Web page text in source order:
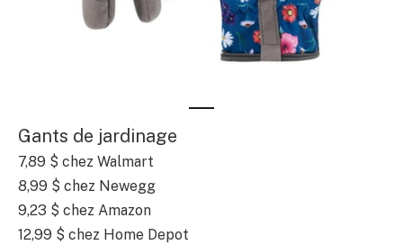
Gants de jardinage
7,89 $ chez Walmart
8,99 $ chez Newegg
9,23 $ chez Amazon
12,99 $ chez Home Depot